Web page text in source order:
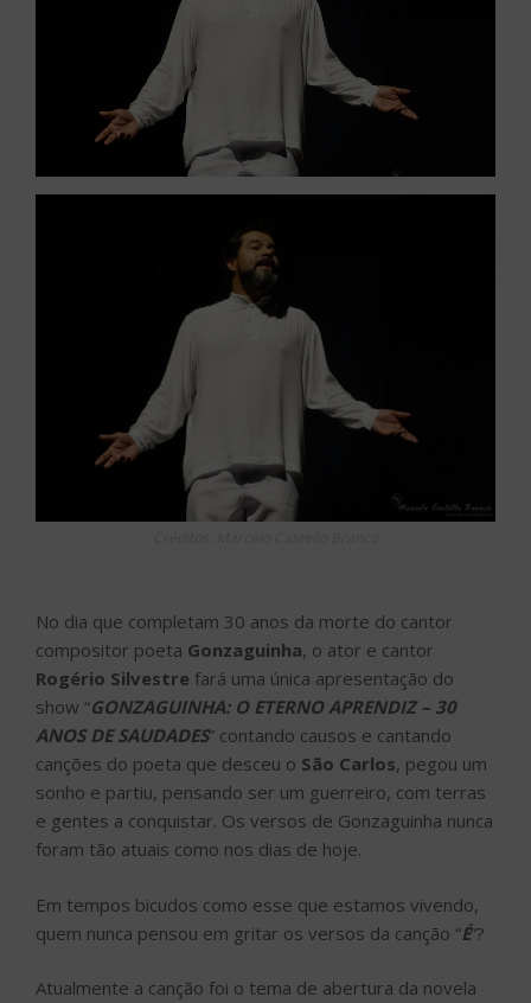
No dia que completam 30 anos da morte do cantor
compositor poeta Gonzaguinha, o ator e cantor
Rogério Silvestre fará uma única apresentação do
show “GONZAGUINHA: O ETERNO APRENDIZ – 30
ANOS DE SAUDADES” contando causos e cantando
canções do poeta que desceu o São Carlos, pegou um
sonho e partiu, pensando ser um guerreiro, com terras
e gentes a conquistar. Os versos de Gonzaguinha nunca
foram tão atuais como nos dias de hoje.
Em tempos bicudos como esse que estamos vivendo,
quem nunca pensou em gritar os versos da canção “É“?
Atualmente a canção foi o tema de abertura da novela